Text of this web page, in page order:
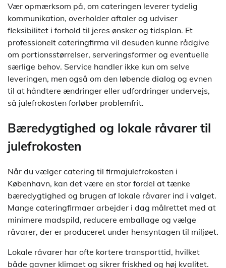
Vær opmærksom på, om cateringen leverer tydelig
kommunikation, overholder aftaler og udviser
fleksibilitet i forhold til jeres ønsker og tidsplan. Et
professionelt cateringfirma vil desuden kunne rådgive
om portionsstørrelser, serveringsformer og eventuelle
særlige behov. Service handler ikke kun om selve
leveringen, men også om den løbende dialog og evnen
til at håndtere ændringer eller udfordringer undervejs,
så julefrokosten forløber problemfrit.
Bæredygtighed og lokale råvarer til
julefrokosten
Når du vælger catering til firmajulefrokosten i
København, kan det være en stor fordel at tænke
bæredygtighed og brugen af lokale råvarer ind i valget.
Mange cateringfirmaer arbejder i dag målrettet med at
minimere madspild, reducere emballage og vælge
råvarer, der er produceret under hensyntagen til miljøet.
Lokale råvarer har ofte kortere transporttid, hvilket
både gavner klimaet og sikrer friskhed og høj kvalitet.